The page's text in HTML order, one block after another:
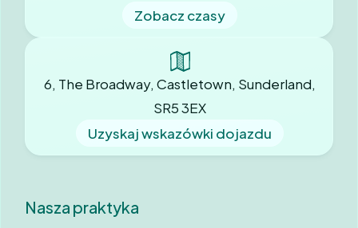
Zobacz czasy
6, The Broadway, Castletown, Sunderland,
SR5 3EX
Uzyskaj wskazówki dojazdu
Nasza praktyka